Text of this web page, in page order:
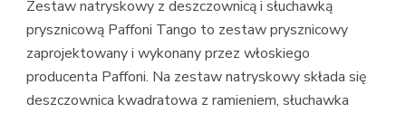
Zestaw natryskowy z deszczownicą i słuchawką
prysznicową Paffoni Tango to zestaw prysznicowy
zaprojektowany i wykonany przez włoskiego
producenta Paffoni. Na zestaw natryskowy składa się
deszczownica kwadratowa z ramieniem, słuchawka